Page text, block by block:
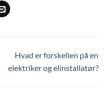
Hvad er forskellen på en
elektriker og elinstallatør?